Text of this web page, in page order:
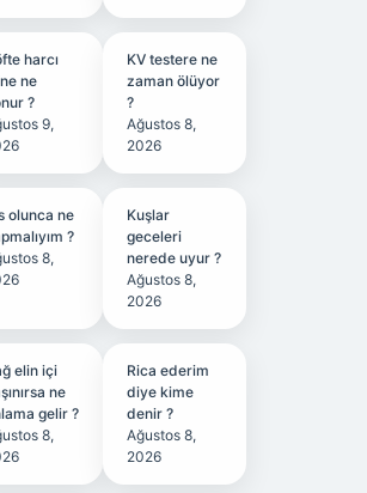
harcı
ne
?
9,
KV testere ne
zaman ölüyor
?
Ağustos 8,
2026
olunca ne
?
8,
Kuşlar
geceleri
nerede uyur ?
Ağustos 8,
2026
elin içi
ne
gelir ?
8,
Rica ederim
diye kime
denir ?
Ağustos 8,
2026